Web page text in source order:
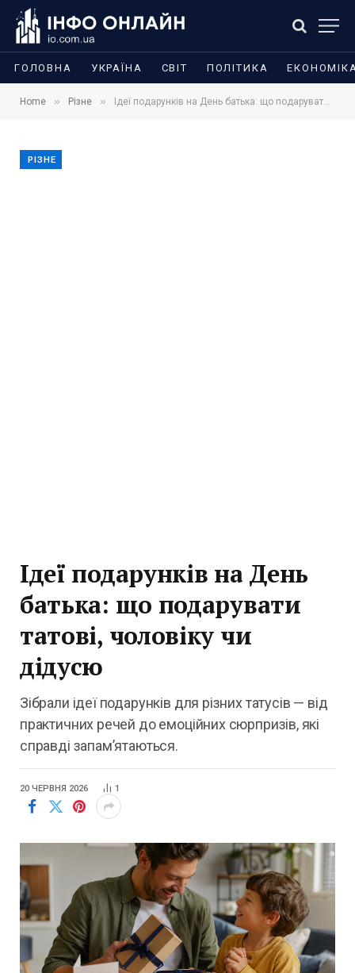
ГОЛОВНА УКРАЇНА СВІТ ПОЛІТИКА
Home » Різне » Ідеї подарунків на День батька: що подарувати татові, чоловіку чи дідусю
РІЗНЕ
Ідеї подарунків на День
батька: що подарувати
татові, чоловіку чи
дідусю
Зібрали ідеї подарунків для різних татусів — від
практичних речей до емоційних сюрпризів, які
справді запам’ятаються.
20 ЧЕРВНЯ 2026 1